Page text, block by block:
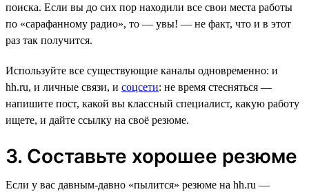
поиска. Если вы до сих пор находили все свои места работы
по «сарафанному радио», то — увы! — не факт, что и в этот
раз так получится.
Используйте все существующие каналы одновременно: и
hh.ru, и личные связи, и соцсети: не время стесняться —
напишите пост, какой вы классный специалист, какую работу
ищете, и дайте ссылку на своё резюме.
3. Составьте хорошее резюме
Если у вас давным-давно «пылится» резюме на hh.ru —